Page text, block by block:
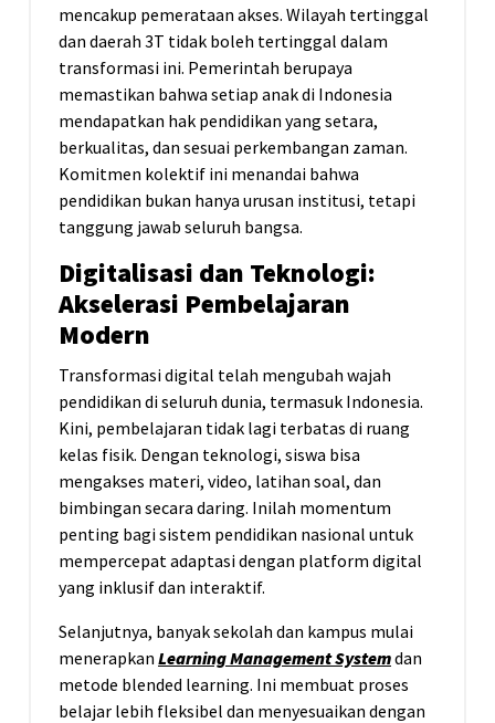
mencakup pemerataan akses. Wilayah tertinggal
dan daerah 3T tidak boleh tertinggal dalam
transformasi ini. Pemerintah berupaya
memastikan bahwa setiap anak di Indonesia
mendapatkan hak pendidikan yang setara,
berkualitas, dan sesuai perkembangan zaman.
Komitmen kolektif ini menandai bahwa
pendidikan bukan hanya urusan institusi, tetapi
tanggung jawab seluruh bangsa.
Digitalisasi dan Teknologi:
Akselerasi Pembelajaran
Modern
Transformasi digital telah mengubah wajah
pendidikan di seluruh dunia, termasuk Indonesia.
Kini, pembelajaran tidak lagi terbatas di ruang
kelas fisik. Dengan teknologi, siswa bisa
mengakses materi, video, latihan soal, dan
bimbingan secara daring. Inilah momentum
penting bagi sistem pendidikan nasional untuk
mempercepat adaptasi dengan platform digital
yang inklusif dan interaktif.
Selanjutnya, banyak sekolah dan kampus mulai
menerapkan Learning Management Systemdan
metode blended learning. Ini membuat proses
belajar lebih fleksibel dan menyesuaikan dengan